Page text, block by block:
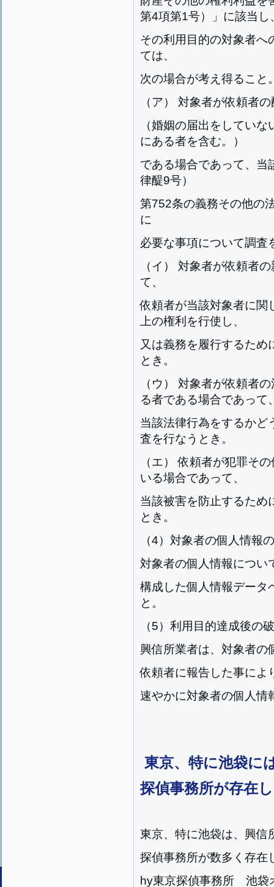
第4項第1号）」に該当し
その利用目的の対象者へ
ては、
次の場合が考え得ること
（ア） 対象者が依頼者
（婚姻の届出をしてい
にある者を含む。）
である場合であって、当
律醍9号）
第752条の義務その他の
に
必要な事項について調査
（イ） 対象者が依頼者
て、
依頼者が当該対象者に関
上の権利を行使し、
又は義務を履行するため
とき。
（ウ） 対象者が依頼者
る者である場合であって
当該法律行為をするかど
査を行なうとき。
（エ） 依頼者が犯罪そ
いる場合であって、
当該被害を防止するため
とき。
（4）対象者の個人情報
対象者の個人情報につい
構成した個人情報データ
と。
（5）利用目的達成後の
興信所業者は、対象者の
依頼者に報告した事によ
速やかに対象者の個人情
東京、特に池袋に
探偵事務所が存在
東京、特に池袋は、興信
探偵事務所が数多く存在
hy東京探偵事務所 池袋